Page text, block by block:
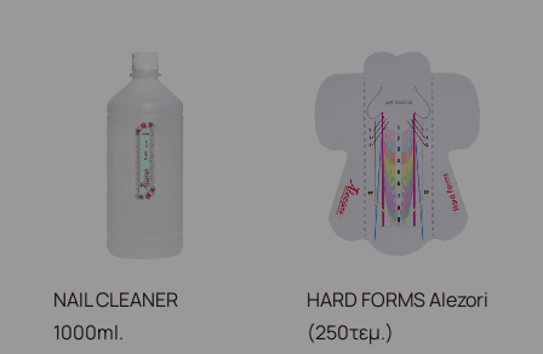
NAIL CLEANER
1000ml.
HARD FORMS Alezori
(250τεμ.)